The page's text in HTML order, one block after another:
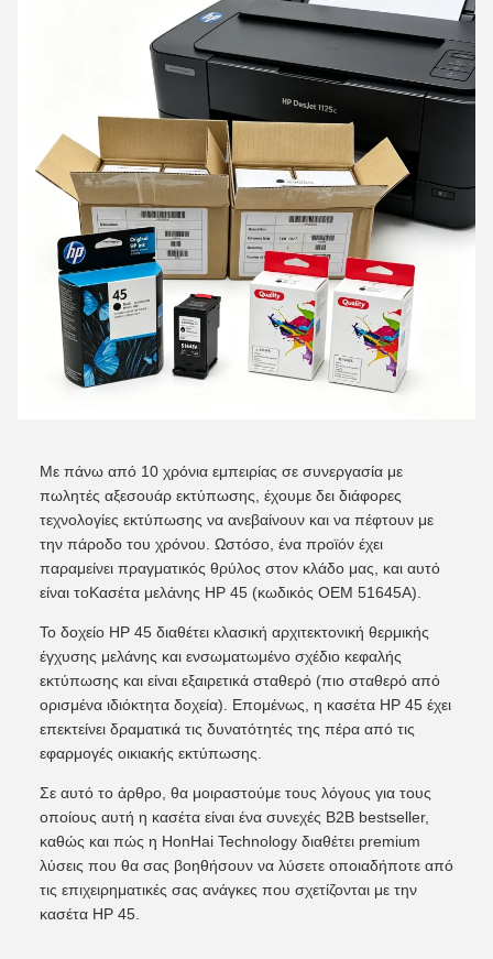
Με πάνω από 10 χρόνια εμπειρίας σε συνεργασία με
πωλητές αξεσουάρ εκτύπωσης, έχουμε δει διάφορες
τεχνολογίες εκτύπωσης να ανεβαίνουν και να πέφτουν με
την πάροδο του χρόνου. Ωστόσο, ένα προϊόν έχει
παραμείνει πραγματικός θρύλος στον κλάδο μας, και αυτό
είναι τοΚασέτα μελάνης HP 45 (κωδικός OEM 51645A)
Το δοχείο HP 45 διαθέτει κλασική αρχιτεκτονική θερμικής
έγχυσης μελάνης και ενσωματωμένο σχέδιο κεφαλής
εκτύπωσης και είναι εξαιρετικά σταθερό (πιο σταθερό από
ορισμένα ιδιόκτητα δοχεία). Επομένως, η κασέτα HP 45 έχει
επεκτείνει δραματικά τις δυνατότητές της πέρα ​​από τις
εφαρμογές οικιακής εκτύπωσης.
Σε αυτό το άρθρο, θα μοιραστούμε τους λόγους για τους
οποίους αυτή η κασέτα είναι ένα συνεχές B2B bestseller,
καθώς και πώς η HonHai Technology διαθέτει premium
λύσεις που θα σας βοηθήσουν να λύσετε οποιαδήποτε από
τις επιχειρηματικές σας ανάγκες που σχετίζονται με την
κασέτα HP 45.